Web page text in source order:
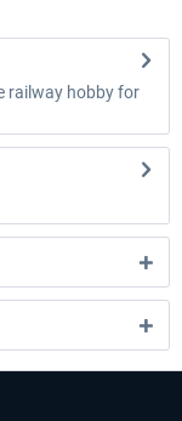
railway hobby for